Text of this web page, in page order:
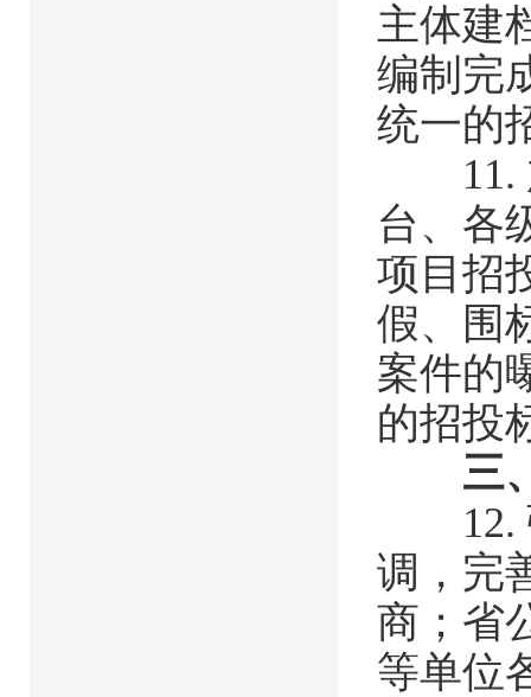
主体建
编制完
统一的
11.
台、各
项目招
假、围
案件的
的招投
三
12.
调，完
商；省
等单位